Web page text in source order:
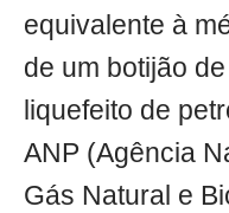
equivalente à
de um botijão
liquefeito de
ANP (Agência
Gás Natural e